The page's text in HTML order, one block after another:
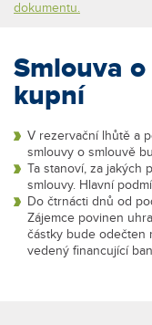
dokumentu.
Smlouva
kupní
V rezervační lhůtě a
smlouvy o smlouvě
Ta stanoví, za jakých
smlouvy. Hlavní
Do čtrnácti dnů od
Zájemce povinen
částky bude odečten
vedený financující